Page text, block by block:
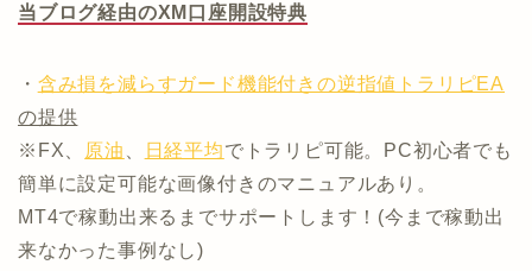
当ブログ経由のXM口座開設特典
・ 含み損を減らすガード機能付きの逆指値トラリピEA
の提供
※FX、
原油 日経平均でトラリピ可能。PC初心者でも
簡単に設定可能な画像付きのマニュアルあり。
MT4で稼動出来るまでサポートします！(今まで稼動出
来なかった事例なし)